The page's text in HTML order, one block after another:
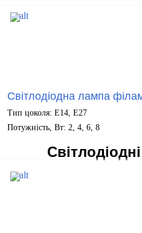
Світлодіодна лампа
Тип цоколя: E14, E27
Потужність, Вт: 2, 4, 6, 8